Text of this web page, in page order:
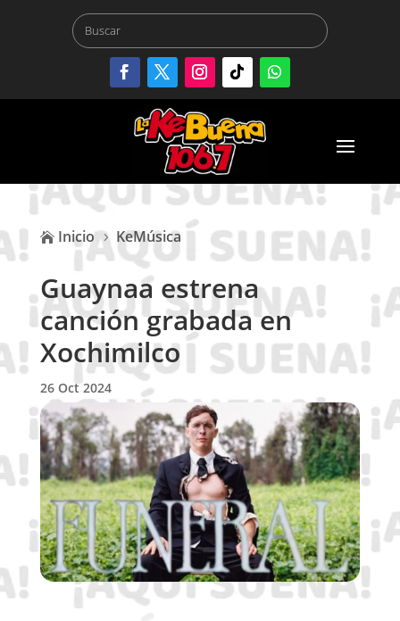
 Inicio 5 KeMúsica
Guaynaa estrena
canción grabada en
Xochimilco
26 Oct 2024